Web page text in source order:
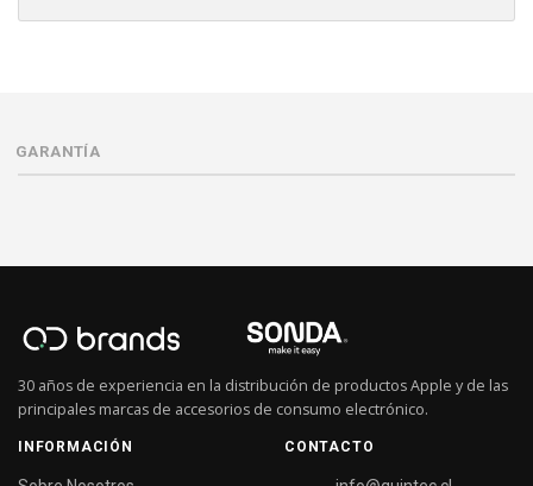
GARANTÍA
30 años de experiencia en la distribución de productos Apple y de las
principales marcas de accesorios de consumo electrónico.
INFORMACIÓN CONTACTO